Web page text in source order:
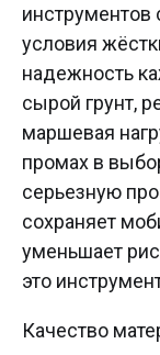
инструментов
условия
надежность
сырой грунт,
маршевая
промах в
серьезную
сохраняет
уменьшает
это
Качество